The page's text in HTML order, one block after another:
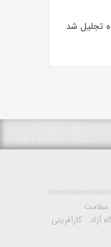
تجلیل شد
سلامت
آزاد
کارآفرینی